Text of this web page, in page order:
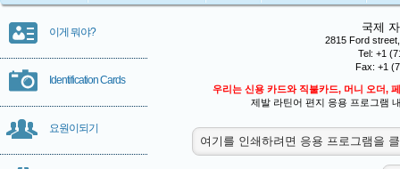
이게 뭐야?
Identification Cards
요원이되기
국제
2815 Ford
Tel: +1
Fax: +1
우리는 신용 카드와 직불카드, 머니 오더,
제발 라틴어 편지 응용 프로그램